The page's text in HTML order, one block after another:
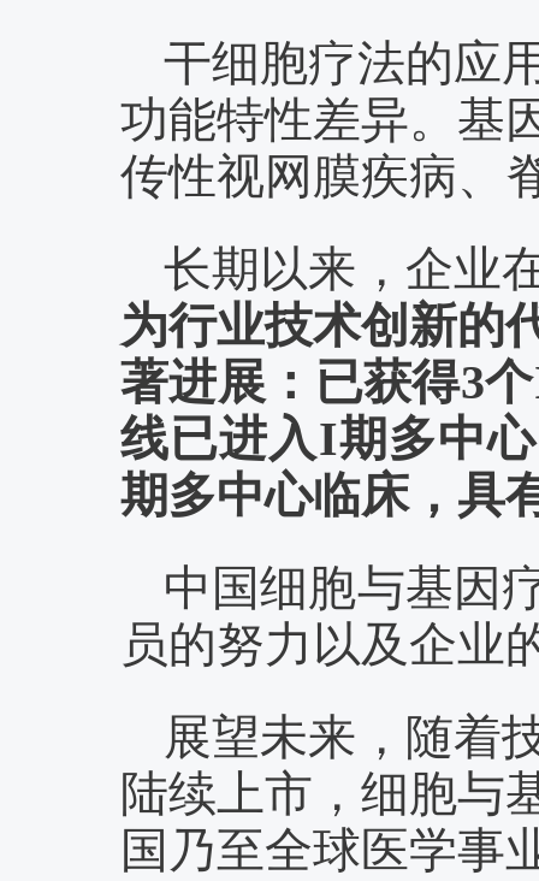
干细胞疗法的应
功能特性差异。基
传性视网膜疾病、
长期以来，企业
为行业技术创新的
著进展：已获得3
线已进入Ι期多中
期多中心临床，具
中国细胞与基因
员的努力以及企业
展望未来，随着
陆续上市，细胞与
国乃至全球医学事